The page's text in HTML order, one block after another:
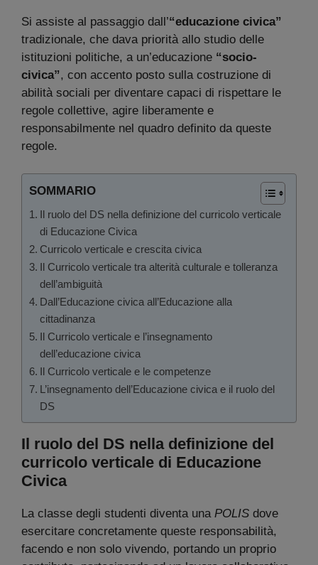
Si assiste al passaggio dall’“educazione civica”
tradizionale, che dava priorità allo studio delle
istituzioni politiche, a un’educazione “socio-
civica”, con accento posto sulla costruzione di
abilità sociali per diventare capaci di rispettare le
regole collettive, agire liberamente e
responsabilmente nel quadro definito da queste
regole.
SOMMARIO
Il ruolo del DS nella definizione del curricolo verticale
di Educazione Civica
Curricolo verticale e crescita civica
Il Curricolo verticale tra alterità culturale e tolleranza
dell’ambiguità
Dall’Educazione civica all’Educazione alla
cittadinanza
Il Curricolo verticale e l’insegnamento
dell’educazione civica
Il Curricolo verticale e le competenze
L’insegnamento dell’Educazione civica e il ruolo del
DS
Il ruolo del DS nella definizione del
curricolo verticale di Educazione
Civica
La classe degli studenti diventa una POLIS dove
esercitare concretamente queste responsabilità,
facendo e non solo vivendo, portando un proprio